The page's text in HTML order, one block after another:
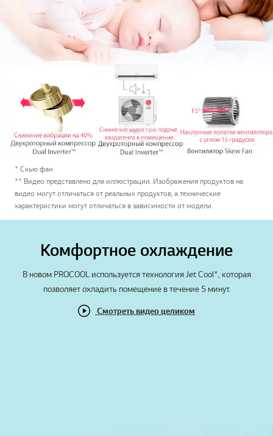
* Скью фан
** Видео представлено для иллюстрации. Изображения продуктов на
видео могут отличаться от реальных продуктов, а технические
характеристики могут отличаться в зависимости от модели.
Комфортное охлаждение
В новом PROCOOL используется технология Jet Cool*, которая
позволяет охладить помещение в течение 5 минут.
Смотреть видео целиком